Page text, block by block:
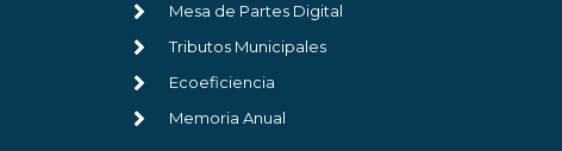
Mesa de Partes Digital
Tributos Municipales
Ecoeficiencia
Memoria Anual